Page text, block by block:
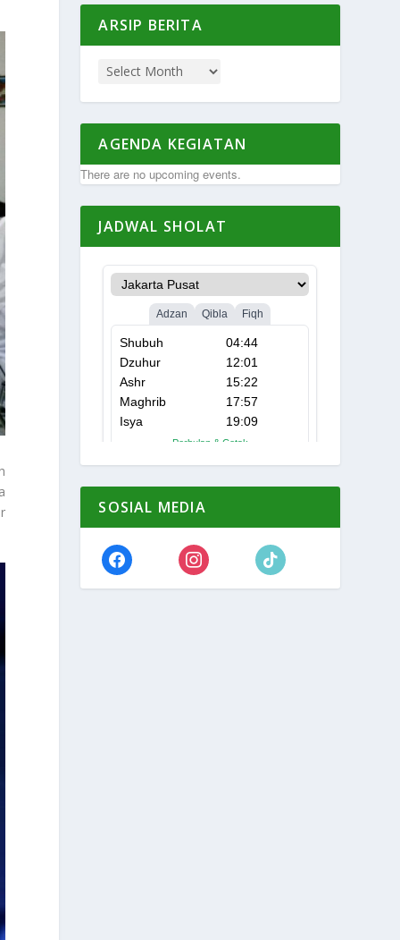
ARSIP BERITA
AGENDA KEGIATAN
There are no upcoming events.
JADWAL SHOLAT
SOSIAL MEDIA